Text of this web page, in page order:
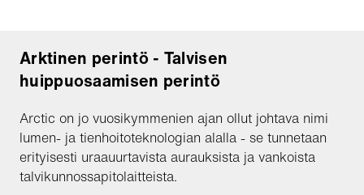
Arktinen perintö - Talvisen
huippuosaamisen perintö
Arctic on jo vuosikymmenien ajan ollut johtava nimi
lumen- ja tienhoitoteknologian alalla - se tunnetaan
erityisesti uraauurtavista aurauksista ja vankoista
talvikunnossapitolaitteista.